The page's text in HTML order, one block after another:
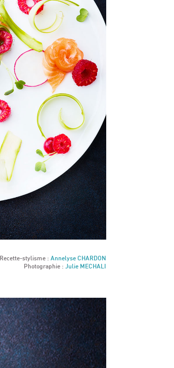
Recette-stylisme : Annelyse CHARDON
Photographie : Julie MECHALI